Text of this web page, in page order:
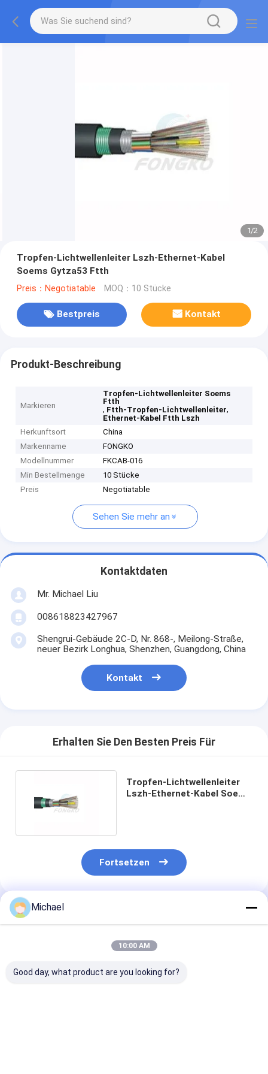
1/2
Tropfen-Lichtwellenleiter Lszh-Ethernet-Kabel
Soems Gytza53 Ftth
Preis：Negotiatable MOQ：10 Stücke
Bestpreis Kontakt
Produkt-Beschreibung
Markieren
Tropfen-Lichtwellenleiter Soems
Ftth
, Ftth-Tropfen-Lichtwellenleiter,
Ethernet-Kabel Ftth Lszh
Herkunftsort
China
Markenname
FONGKO
Modellnummer
FKCAB-016
Min Bestellmenge
10 Stücke
Preis
Negotiatable
Sehen Sie mehr an
Kontaktdaten
Mr. Michael Liu
008618823427967
Shengrui-Gebäude 2C-D, Nr. 868-, Meilong-Straße,
neuer Bezirk Longhua, Shenzhen, Guangdong, China
Kontakt
Erhalten Sie Den Besten Preis Für
Tropfen-Lichtwellenleiter
Lszh-Ethernet-Kabel Soems
Fortsetzen
Empfohlene Produkte
Michael
10:00 AM
Good day, what product are you looking for?